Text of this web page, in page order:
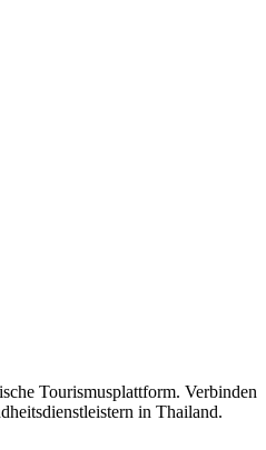
Tourismusplattform. Verbinden
in Thailand.